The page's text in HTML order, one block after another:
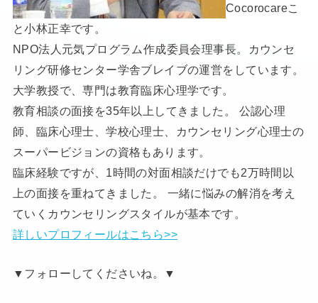
Cocorocareこ
と小林正幸です。
NPO法人元気プログラム作成委員会理事長。カウンセ
リング研修センター学舎ブレイブの運営をしています。
大学教授で、専門は教育臨床心理学です。
教育相談の面接を35年以上してきました。 公認心理
師、臨床心理士、学校心理士、カウンセリング心理士の
スーパービジョンの資格もあります。
臨床経験ですが、1時間の対面相談だけでも2万時間以
上の面接を重ねてきました。 一緒に悩みの解消を考え
ていくカウンセリングスタイルが基本です。
詳しいプロフィールはこちら>>
▼フォローしてくださいね。▼